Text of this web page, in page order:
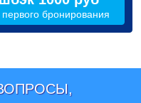
бронирования